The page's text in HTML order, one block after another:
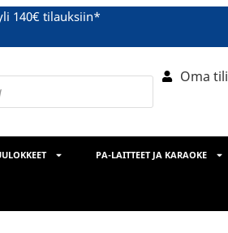
140€ tilauksiin*
Oma tili
PA-LAITTEET JA KARAOKE